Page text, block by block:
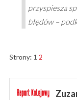
przyspiesza
błędów –
Strony: 1 2